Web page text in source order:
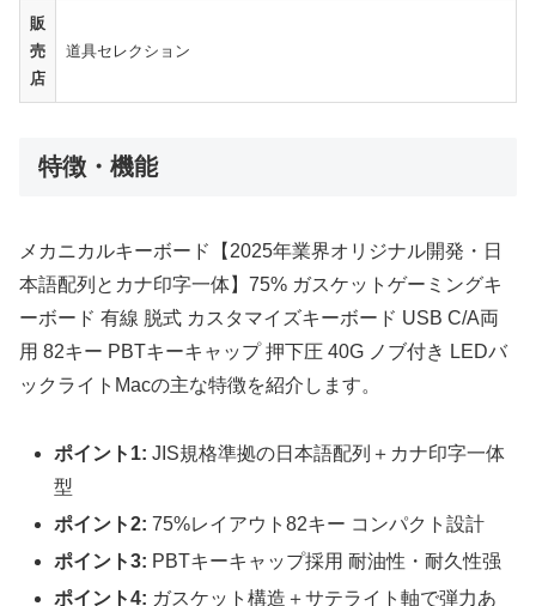
販
売
店
道具セレクション
特徴・機能
メカニカルキーボード【2025年業界オリジナル開発・日
本語配列とカナ印字一体】75% ガスケットゲーミングキ
ーボード 有線 脱式 カスタマイズキーボード USB C/A両
用 82キー PBTキーキャップ 押下圧 40G ノブ付き LEDバ
ックライトMacの主な特徴を紹介します。
ポイント1: JIS規格準拠の日本語配列＋カナ印字一体
型
ポイント2: 75%レイアウト82キー コンパクト設計
ポイント3: PBTキーキャップ採用 耐油性・耐久性强
ポイント4: ガスケット構造＋サテライト軸で弾力あ